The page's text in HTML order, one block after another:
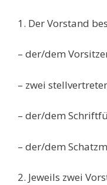
1. Der Vorstand
– der/dem
– zwei
– der/dem
– der/dem
2. Jeweils zwei